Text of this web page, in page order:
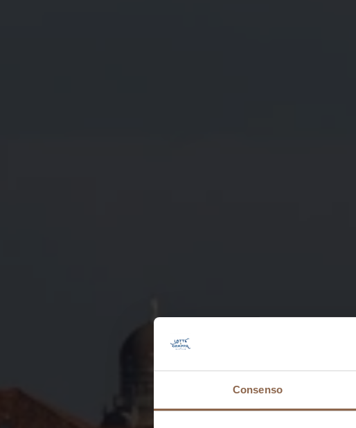
Consenso